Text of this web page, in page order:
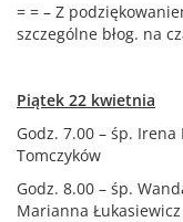
= = – Z
szczególne błog. na
Piątek 22 kwietnia
Godz. 7.00 – śp.
Tomczyków
Godz. 8.00 – śp.
Marianna Łukasiewicz